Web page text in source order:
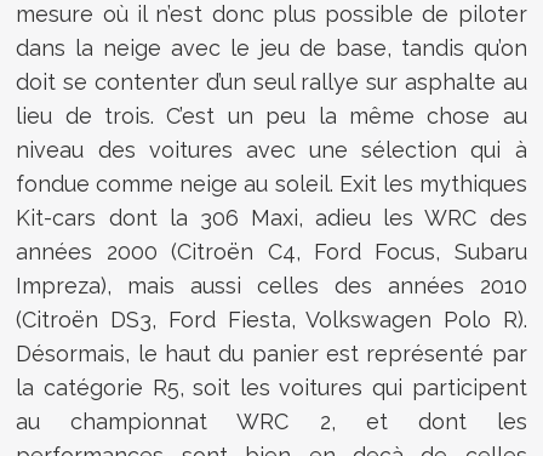
mesure où il n’est donc plus possible de piloter
dans la neige avec le jeu de base, tandis qu’on
doit se contenter d’un seul rallye sur asphalte au
lieu de trois. C’est un peu la même chose au
niveau des voitures avec une sélection qui à
fondue comme neige au soleil. Exit les mythiques
Kit-cars dont la 306 Maxi, adieu les WRC des
années 2000 (Citroën C4, Ford Focus, Subaru
Impreza), mais aussi celles des années 2010
(Citroën DS3, Ford Fiesta, Volkswagen Polo R).
Désormais, le haut du panier est représenté par
la catégorie R5, soit les voitures qui participent
au championnat WRC 2, et dont les